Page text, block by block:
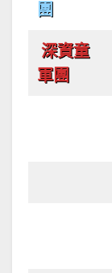
團
深資童
軍團